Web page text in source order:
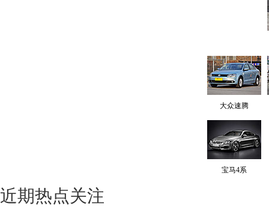
大众速腾
宝马4系
近期热点关注